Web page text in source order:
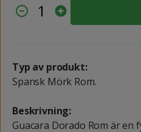
1
Typ av produkt:
Spansk Mörk Rom.
Beskrivning:
Guacara Dorado Rom är en